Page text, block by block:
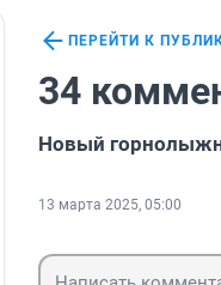
ПЕРЕЙТИ К
34
Новый
13 марта 2025, 05:00